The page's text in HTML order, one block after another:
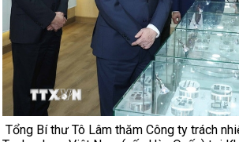
Tổng Bí thư Tô Lâm thăm Công ty trách